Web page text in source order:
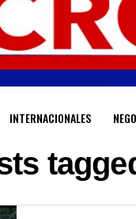
INTERNACIONALES